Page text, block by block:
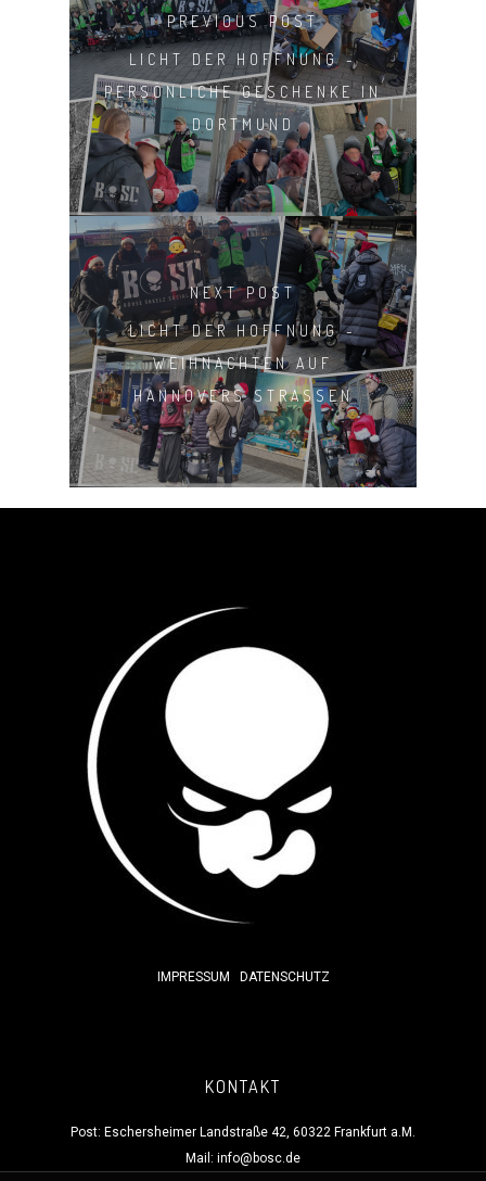
PREVIOUS POST
LICHT DER HOFFNUNG -
PERSÖNLICHE GESCHENKE IN
DORTMUND
NEXT POST
LICHT DER HOFFNUNG -
WEIHNACHTEN AUF
HANNOVERS STRASSEN
IMPRESSUM DATENSCHUTZ
KONTAKT
Post: Eschersheimer Landstraße 42, 60322 Frankfurt a.M.
Mail: info@bosc.de
AKTIVITÄTEN
CLUB
TEAM
SHOP